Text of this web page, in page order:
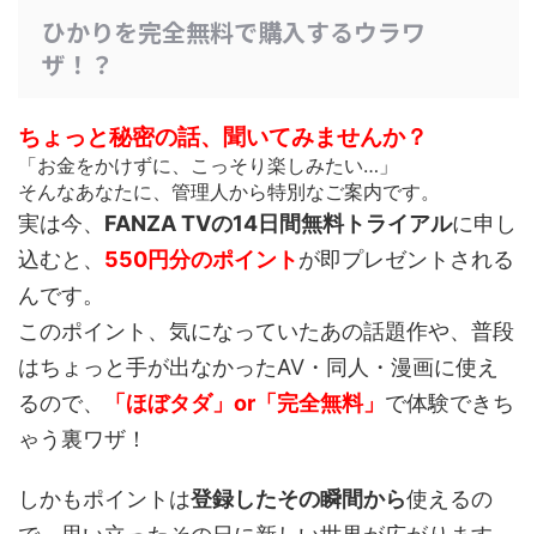
ひかりを完全無料で購入するウラワ
ザ！？
ちょっと秘密の話、聞いてみませんか？
「お金をかけずに、こっそり楽しみたい…」
そんなあなたに、管理人から特別なご案内です。
実は今、 FANZA TVの14日間無料トライアルに申し
込むと、 550円分のポイントが即プレゼントされる
んです。
このポイント、 気になっていたあの話題作や、普段
はちょっと手が出なかったAV・同人・漫画に使え
るので、
「ほぼタダ」or「完全無料」 で体験できち
ゃう裏ワザ！
しかもポイントは登録したその瞬間から使えるの